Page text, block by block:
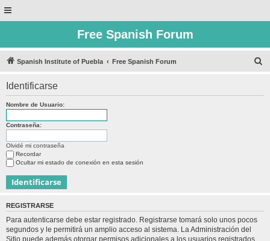
Free Spanish Forum
Spanish Institute of Puebla Free Spanish Forum
Identificarse
Nombre de Usuario:
Contraseña:
Olvidé mi contraseña
Recordar
Ocultar mi estado de conexión en esta sesión
REGISTRARSE
Para autenticarse debe estar registrado. Registrarse tomará solo unos pocos
segundos y le permitirá un amplio acceso al sistema. La Administración del
Sitio puede además otorgar permisos adicionales a los usuarios registrados.